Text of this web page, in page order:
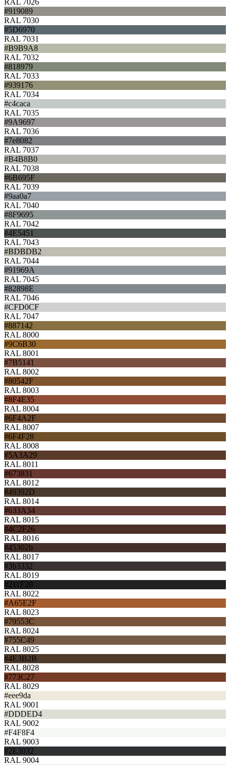
#919089
RAL 7030
#5D6970
RAL 7031
#B9B9A8
RAL 7032
#818979
RAL 7033
#939176
RAL 7034
#c4caca
RAL 7035
#9A9697
RAL 7036
#7e8082
RAL 7037
#B4B8B0
RAL 7038
#6B695F
RAL 7039
#9aa0a7
RAL 7040
#8F9695
RAL 7042
#4E5451
RAL 7043
#BDBDB2
RAL 7044
#91969A
RAL 7045
#82898E
RAL 7046
#CFD0CF
RAL 7047
#887142
RAL 8000
#9C6B30
RAL 8001
#7B5141
RAL 8002
#80542F
RAL 8003
#8F4E35
RAL 8004
#6F4A2F
RAL 8007
#6F4F28
RAL 8008
#5A3A29
RAL 8011
#673831
RAL 8012
#49392D
RAL 8014
#633A34
RAL 8015
#4C2F26
RAL 8016
#45302b
RAL 8017
#3b3332
RAL 8019
#211F20
RAL 8022
#A65E2F
RAL 8023
#79553C
RAL 8024
#755C49
RAL 8025
#4E3B2B
RAL 8028
#773C27
RAL 8029
#eee9da
RAL 9001
#DDDED4
RAL 9002
#F4F8F4
RAL 9003
#2E3032
RAL 9004